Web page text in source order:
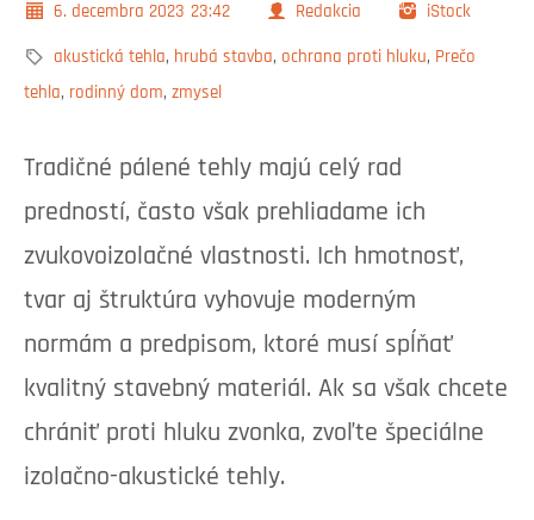
6. decembra 2023 23:42 Redakcia iStock
akustická tehla, hrubá stavba, ochrana proti hluku, Prečo
tehla, rodinný dom, zmysel
Tradičné pálené tehly majú celý rad
predností, často však prehliadame ich
zvukovoizolačné vlastnosti. Ich hmotnosť,
tvar aj štruktúra vyhovuje moderným
normám a predpisom, ktoré musí spĺňať
kvalitný stavebný materiál. Ak sa však chcete
chrániť proti hluku zvonka, zvoľte špeciálne
izolačno-akustické tehly.